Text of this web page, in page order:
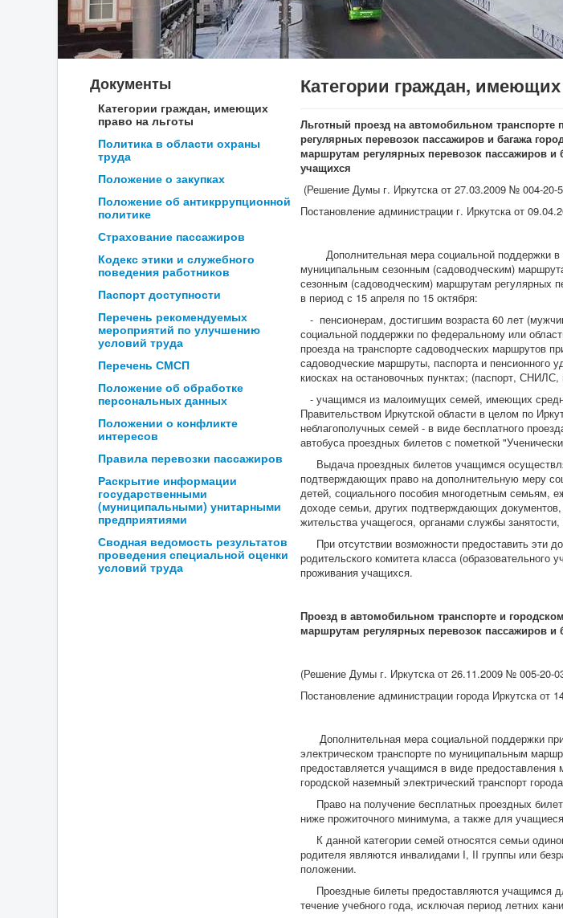
Документы
Категории граждан, имеющих
право на льготы
Политика в области охраны
труда
Положение о закупках
Положение об антикррупционной
политике
Страхование пассажиров
Кодекс этики и служебного
поведения работников
Паспорт доступности
Перечень рекомендуемых
мероприятий по улучшению
условий труда
Перечень СМСП
Положение об обработке
персональных данных
Положении о конфликте
интересов
Правила перевозки пассажиров
Раскрытие информации
государственными
(муниципальными) унитарными
предприятиями
Сводная ведомость результатов
проведения специальной оценки
условий труда
Категории граждан,
Льготный проезд на автомобильном
регулярных перевозок пассажиров и багажа
маршрутам регулярных перевозок пассажиров
учащихся
(Решение Думы г. Иркутска от 27.03.2009 № 004-20-
Постановление администрации г. Иркутска от
Дополнительная мера социальной поддержки в
муниципальным сезонным (садоводческим)
сезонным (садоводческим) маршрутам регулярных
в период с 15 апреля по 15 октября:
- пенсионерам, достигшим возраста 60 лет
социальной поддержки по федеральному или
проезда на транспорте садоводческих маршрутов
садоводческие маршруты, паспорта и пенсионного
киосках на остановочных пунктах; (паспорт, СНИЛС,
- учащимся из малоимущих семей, имеющих
Правительством Иркутской области в целом по
неблагополучных семей - в виде бесплатного
автобуса проездных билетов с пометкой
Выдача проездных билетов учащимся
подтверждающих право на дополнительную меру
детей, социального пособия многодетным семьям,
доходе семьи, других подтверждающих
жительства учащегося, органами службы
При отсутствии возможности предоставить эти
родительского комитета класса
проживания учащихся.
Проезд в автомобильном транспорте и
маршрутам регулярных перевозок пассажиров и
(Решение Думы г. Иркутска от 26.11.2009 № 005-20-
Постановление администрации города Иркутска от
Дополнительная мера социальной поддержки
электрическом транспорте по муниципальным
предоставляется учащимся в виде
городской наземный электрический транспорт
Право на получение бесплатных проездных
ниже прожиточного минимума, а также для
К данной категории семей относятся семьи
родителя являются инвалидами I, II группы или
положении.
Проездные билеты предоставляются учащимся
течение учебного года, исключая период летних